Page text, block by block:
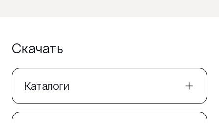
Скачать
Каталоги